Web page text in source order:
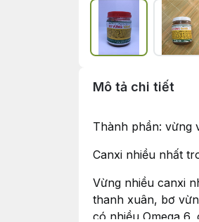
Mô tả chi tiết
Thành phần: vừng
Canxi nhiều nhất
Vừng nhiều canxi
thanh xuân, bơ
có nhiều Omega